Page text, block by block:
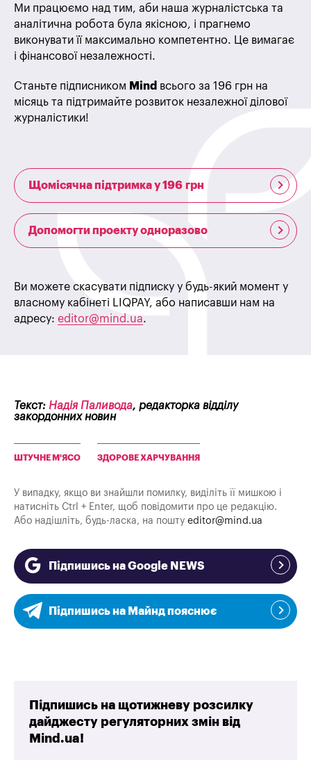
Ми працюємо над тим, аби наша журналістська та
аналітична робота була якісною, і прагнемо
виконувати її максимально компетентно. Це вимагає
і фінансової незалежності.
Станьте підписником Mind всього за 196 грн на
місяць та підтримайте розвиток незалежної ділової
журналістики!
Щомісячна підтримка у 196 грн
Допомогти проекту одноразово
Ви можете скасувати підписку у будь-який момент у
власному кабінеті LIQPAY, або написавши нам на
адресу: editor@mind.ua.
Текст: Надія Паливода, редакторка відділу
закордонних новин
ШТУЧНЕ М'ЯСО ЗДОРОВЕ ХАРЧУВАННЯ
У випадку, якщо ви знайшли помилку, виділіть її мишкою і
натисніть Ctrl + Enter, щоб повідомити про це редакцію.
Або надішліть, будь-ласка, на пошту editor@mind.ua
Підпишись на Google NEWS
Підпишись на Майнд пояснює
Підпишись на щотижневу розсилку
дайджесту регуляторних змін від
Mind.ua!